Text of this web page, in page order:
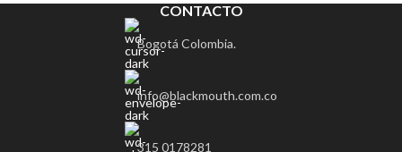
CONTACTO
Bogotá Colombia.
info@blackmouth.com.co
315 0178281